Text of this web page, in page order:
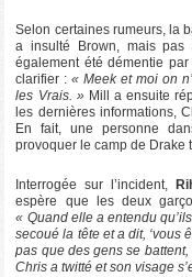
Selon certaines rumeurs, la
a insulté Brown, mais pas
également été démentie
clarifier :« Meek et moi on
les Vrais. »Mill a ensuite
les dernières informations,
En fait, une personne
provoquer le camp de Drake
Interrogée sur l’incident,
espère que les deux
« Quand elle a entendu
secoué la tête et a dit, ‘vous
pas que des gens se
Chris a twitté et son visage